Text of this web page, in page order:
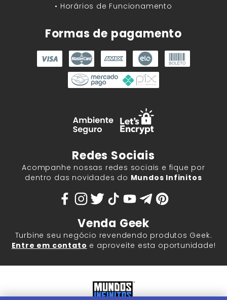
• Horários de Funcionamento
Formas de pagamento
Redes Sociais
Acompanhe nossas redes sociais e fique por
dentro das novidades do Mundos Infinitos
Venda Geek
Turbine seu negócio revendendo produtos Geek.
Entre em contato e aproveite esta oportunidade!